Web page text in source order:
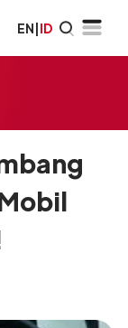
EN|ID